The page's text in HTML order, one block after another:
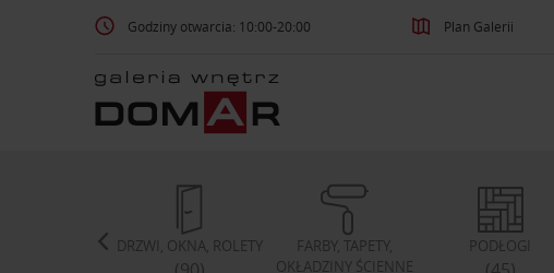
Godziny otwarcia: 10:00-20:00 Plan Galerii
DYWANY DRZWI, OKNA, ROLETY
FARBY, TAPETY,
OKŁADZINY ŚCIENNE
PODŁOGI